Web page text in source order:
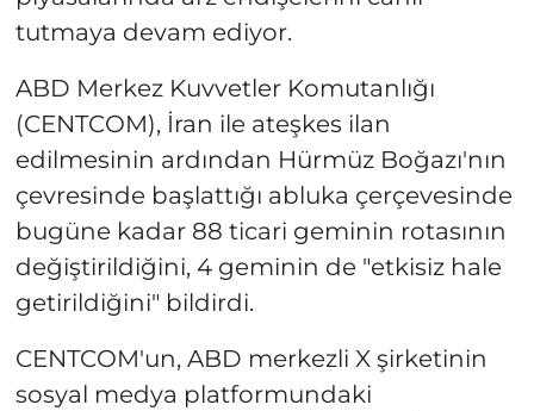
tutmaya devam ediyor.
ABD Merkez Kuvvetler Komutanlığı
(CENTCOM), İran ile ateşkes ilan
edilmesinin ardından Hürmüz Boğazı'nın
çevresinde başlattığı abluka çerçevesinde
bugüne kadar 88 ticari geminin rotasının
değiştirildiğini, 4 geminin de "etkisiz hale
getirildiğini" bildirdi.
CENTCOM'un, ABD merkezli X şirketinin
sosyal medya platformundaki